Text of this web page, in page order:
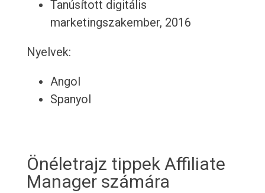
Tanúsított digitális
marketingszakember, 2016
Nyelvek:
Angol
Spanyol
Önéletrajz tippek Affiliate
Manager számára